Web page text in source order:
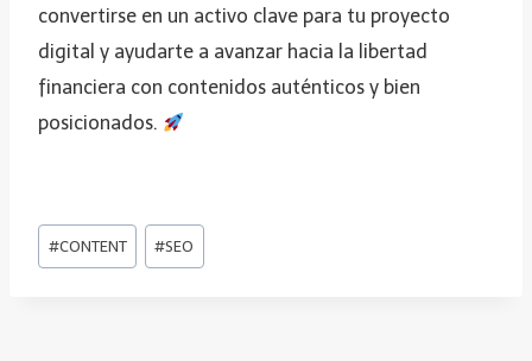
convertirse en un activo clave para tu proyecto
digital y ayudarte a avanzar hacia la libertad
financiera con contenidos auténticos y bien
posicionados.
E
t
#CONTENT #SEO